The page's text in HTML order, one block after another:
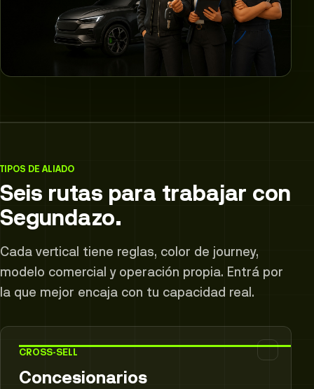
TIPOS DE ALIADO
Seis rutas para trabajar con
Segundazo.
Cada vertical tiene reglas, color de journey,
modelo comercial y operación propia. Entrá por
la que mejor encaja con tu capacidad real.
CROSS-SELL
Concesionarios